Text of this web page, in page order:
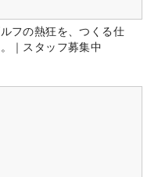
フの熱狂を、つくる仕
｜スタッフ募集中